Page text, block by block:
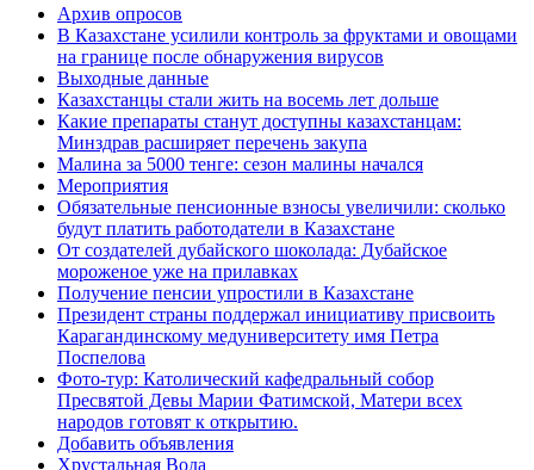
Архив опросов
В Казахстане усилили контроль за фруктами и овощами
на границе после обнаружения вирусов
Выходные данные
Казахстанцы стали жить на восемь лет дольше
Какие препараты станут доступны казахстанцам:
Минздрав расширяет перечень закупа
Малина за 5000 тенге: сезон малины начался
Мероприятия
Обязательные пенсионные взносы увеличили: сколько
будут платить работодатели в Казахстане
От создателей дубайского шоколада: Дубайское
мороженое уже на прилавках
Получение пенсии упростили в Казахстане
Президент страны поддержал инициативу присвоить
Карагандинскому медуниверситету имя Петра
Поспелова
Фото-тур: Католический кафедральный собор
Пресвятой Девы Марии Фатимской, Матери всех
народов готовят к открытию.
Добавить объявления
Хрустальная Вода